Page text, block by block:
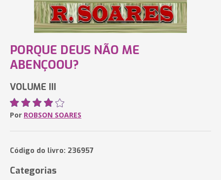
PORQUE DEUS NÃO ME
ABENÇOOU?
VOLUME III
Por ROBSON SOARES
Código do livro: 236957
Categorias